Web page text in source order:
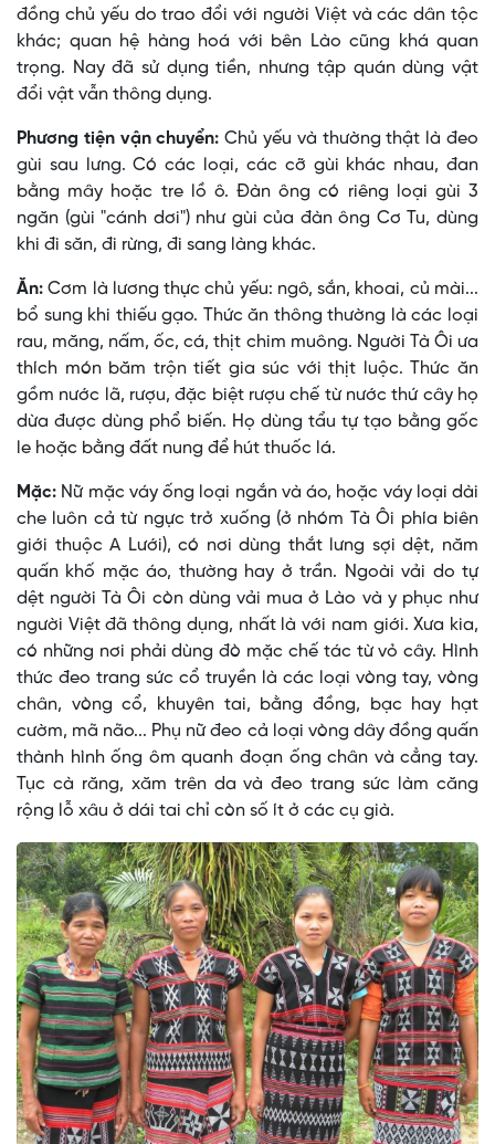
đồng chủ yếu do trao đổi với người Việt và các dân tộc
khác; quan hệ hàng hoá với bên Lào cũng khá quan
trọng. Nay đã sử dụng tiền, nhưng tập quán dùng vật
đổi vật vẫn thông dụng.
Phương tiện vận chuyển: Chủ yếu và thường thật là đeo
gùi sau lưng. Có các loại, các cỡ gùi khác nhau, đan
bằng mây hoặc tre lồ ô. Ðàn ông có riêng loại gùi 3
ngăn (gùi "cánh dơi") như gùi của đàn ông Cơ Tu, dùng
khi đi săn, đi rừng, đi sang làng khác.
Ăn: Cơm là lương thực chủ yếu: ngô, sắn, khoai, củ mài...
bổ sung khi thiếu gạo. Thức ăn thông thường là các loại
rau, măng, nấm, ốc, cá, thịt chim muông. Người Tà Ôi ưa
thích món băm trộn tiết gia súc với thịt luộc. Thức ăn
gồm nước lã, rượu, đặc biệt rượu chế từ nước thứ cây họ
dừa được dùng phổ biến. Họ dùng tẩu tự tạo bằng gốc
le hoặc bằng đất nung để hút thuốc lá.
Mặc: Nữ mặc váy ống loại ngắn và áo, hoặc váy loại dài
che luôn cả từ ngực trở xuống (ở nhóm Tà Ôi phía biên
giới thuộc A Lưới), có nơi dùng thắt lưng sợi dệt, năm
quấn khố mặc áo, thường hay ở trần. Ngoài vải do tự
dệt người Tà Ôi còn dùng vải mua ở Lào và y phục như
người Việt đã thông dụng, nhất là với nam giới. Xưa kia,
có những nơi phải dùng đò mặc chế tác từ vỏ cây. Hình
thức đeo trang sức cổ truyền là các loại vòng tay, vòng
chân, vòng cổ, khuyên tai, bằng đồng, bạc hay hạt
cườm, mã não... Phụ nữ đeo cả loại vòng dây đồng quấn
thành hình ống ôm quanh đoạn ống chân và cẳng tay.
Tục cà răng, xăm trên da và đeo trang sức làm căng
rộng lỗ xâu ở dái tai chỉ còn số ít ở các cụ già.